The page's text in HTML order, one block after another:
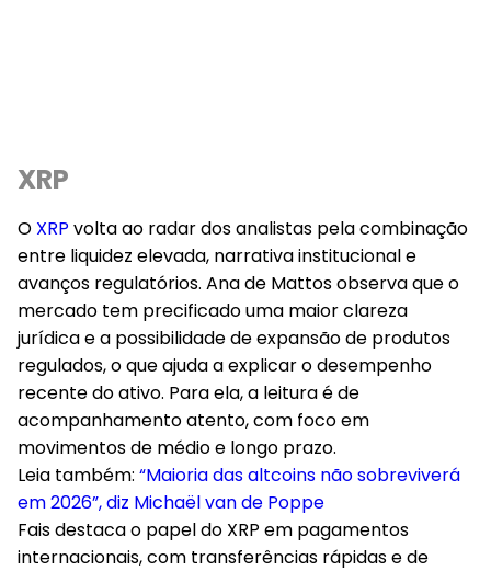
XRP
O XRP volta ao radar dos analistas pela combinação
entre liquidez elevada, narrativa institucional e
avanços regulatórios. Ana de Mattos observa que o
mercado tem precificado uma maior clareza
jurídica e a possibilidade de expansão de produtos
regulados, o que ajuda a explicar o desempenho
recente do ativo. Para ela, a leitura é de
acompanhamento atento, com foco em
movimentos de médio e longo prazo.
Leia também: “Maioria das altcoins não sobreviverá
em 2026”, diz Michaël van de Poppe
Fais destaca o papel do XRP em pagamentos
internacionais, com transferências rápidas e de